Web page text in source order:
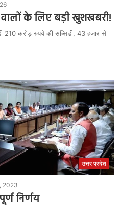
के लिए बड़ी खुशखबरी!
210 करोड़ रुपये की सब्सिडी, 43 हजार से
उत्तर प्रदेश
2023
निर्णय